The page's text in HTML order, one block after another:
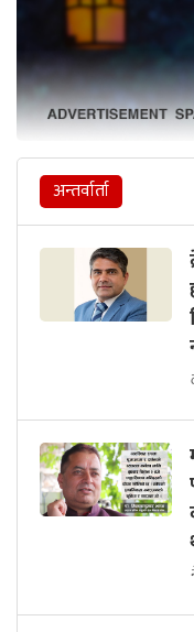
अन्तर्वार्ता